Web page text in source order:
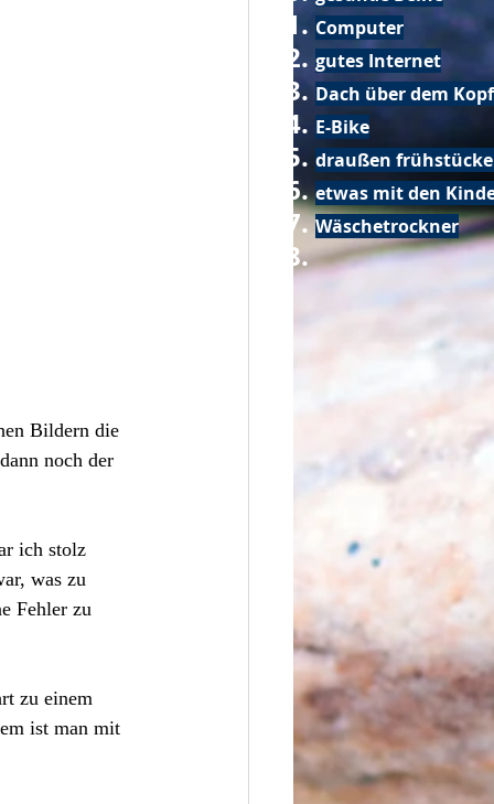
Bildern die
noch der
ich stolz
was zu
Fehler zu
zu einem
ist man mit
Computer
gutes Internet
Dach über dem Kopf
E-Bike
draußen
etwas mit den
Wäschetrockner